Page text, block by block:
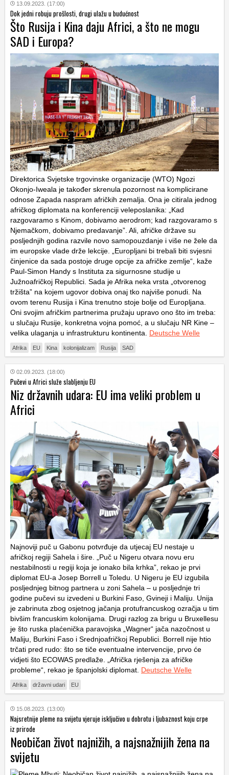
13.09.2023. (17:00)
Dok jedni robuju prošlosti, drugi ulažu u budućnost
Što Rusija i Kina daju Africi, a što ne mogu
SAD i Europa?
Direktorica Svjetske trgovinske organizacije (WTO) Ngozi
Okonjo-Iweala je također skrenula pozornost na komplicirane
odnose Zapada naspram afričkih zemalja. Ona je citirala jednog
afričkog diplomata na konferenciji veleposlanika: „Kad
razgovaramo s Kinom, dobivamo aerodrom; kad razgovaramo s
Njemačkom, dobivamo predavanje”. Ali, afričke države su
posljednjih godina razvile novo samopouzdanje i više ne žele da
im europske vlade drže lekcije. „Europljani bi trebali biti svjesni
činjenice da sada postoje druge opcije za afričke zemlje“, kaže
Paul-Simon Handy s Instituta za sigurnosne studije u
Južnoafričkoj Republici. Sada je Afrika neka vrsta „otvorenog
tržišta” na kojem ugovor dobiva onaj tko najviše ponudi. Na
ovom terenu Rusija i Kina trenutno stoje bolje od Europljana.
Oni svojim afričkim partnerima pružaju upravo ono što im treba:
u slučaju Rusije, konkretna vojna pomoć, a u slučaju NR Kine –
velika ulaganja u infrastrukturu kontinenta. Deutsche Welle
Afrika EU Kina kolonijalizam Rusija SAD
02.09.2023. (18:00)
Pučevi u Africi služe slabljenju EU
Niz državnih udara: EU ima veliki problem u
Africi
Najnoviji puč u Gabonu potvrđuje da utjecaj EU nestaje u
afričkoj regiji Sahela i šire. „Puč u Nigeru otvara novu eru
nestabilnosti u regiji koja je ionako bila krhka”, rekao je prvi
diplomat EU-a Josep Borrell u Toledu. U Nigeru je EU izgubila
posljednjeg bitnog partnera u zoni Sahela – u posljednje tri
godine pučevi su izvedeni u Burkini Faso, Gvineji i Maliju. Unija
je zabrinuta zbog osjetnog jačanja protufrancuskog ozračja u tim
bivšim francuskim kolonijama. Drugi razlog za brigu u Bruxellesu
je što ruska plaćenička paravojska „Wagner“ jača nazočnost u
Maliju, Burkini Faso i Srednjoafričkoj Republici. Borrell nije htio
trčati pred rudo: što se tiče eventualne intervencije, prvo će
vidjeti što ECOWAS predlaže. „Afrička rješenja za afričke
probleme“, rekao je španjolski diplomat. Deutsche Welle
Afrika državni udari EU
15.08.2023. (13:00)
Najsretnije pleme na svijetu vjeruje isključivo u dobrotu i ljubaznost koju crpe
iz prirode
Neobičan život najnižih, a najsnažnijih žena na
svijetu